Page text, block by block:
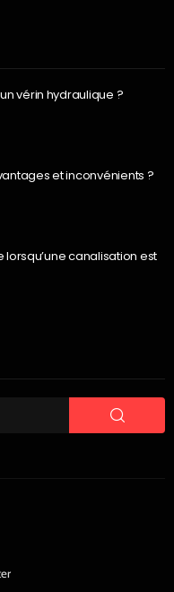
vérin hydraulique ?
et inconvénients ?
canalisation est